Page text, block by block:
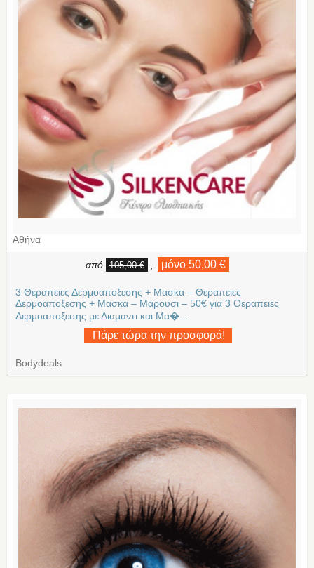
Αθήνα
από 105,00 € μόνο 50,00 €
3 Θεραπειες Δερμοαποξεσης + Μασκα – Θεραπειες
Δερμοαποξεσης + Μασκα – Μαρουσι – 50€ για 3 Θεραπειες
Δερμοαποξεσης με Διαμαντι και Μα�...
Πάρε τώρα την προσφορά!
Bodydeals